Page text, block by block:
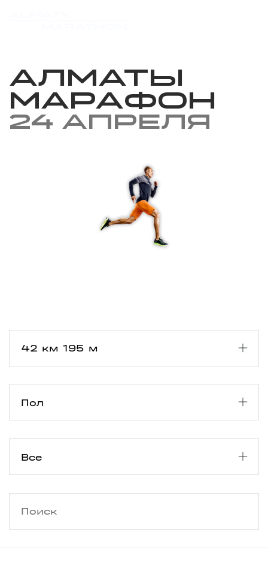
Алматы
Марафон
24 апреля